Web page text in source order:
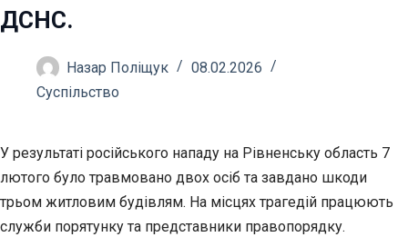
ДСНС.
Назар Поліщук
08.02.2026
Суспільство
У результаті російського нападу на Рівненську область 7
лютого було травмовано двох осіб та завдано шкоди
трьом житловим будівлям. На місцях трагедій працюють
служби порятунку та представники правопорядку.